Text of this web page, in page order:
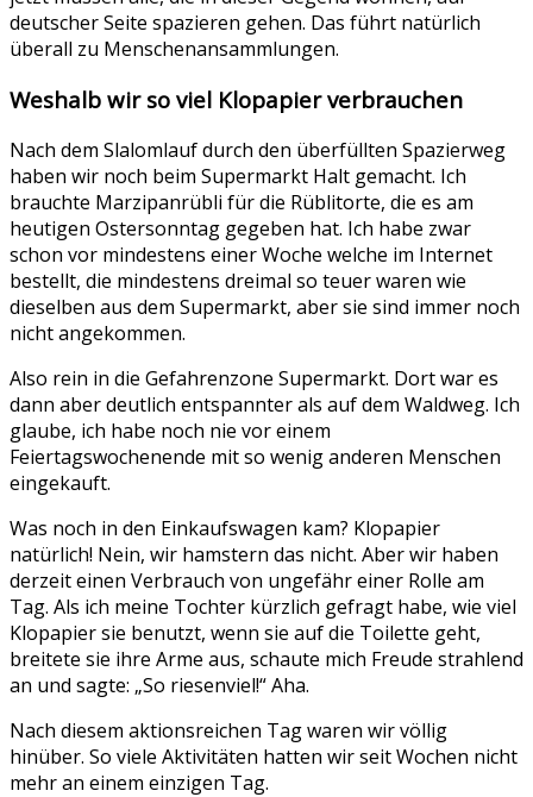
deutscher Seite spazieren gehen. Das führt natürlich
überall zu Menschenansammlungen.
Weshalb wir so viel Klopapier verbrauchen
Nach dem Slalomlauf durch den überfüllten Spazierweg
haben wir noch beim Supermarkt Halt gemacht. Ich
brauchte Marzipanrübli für die Rüblitorte, die es am
heutigen Ostersonntag gegeben hat. Ich habe zwar
schon vor mindestens einer Woche welche im Internet
bestellt, die mindestens dreimal so teuer waren wie
dieselben aus dem Supermarkt, aber sie sind immer noch
nicht angekommen.
Also rein in die Gefahrenzone Supermarkt. Dort war es
dann aber deutlich entspannter als auf dem Waldweg. Ich
glaube, ich habe noch nie vor einem
Feiertagswochenende mit so wenig anderen Menschen
eingekauft.
Was noch in den Einkaufswagen kam? Klopapier
natürlich! Nein, wir hamstern das nicht. Aber wir haben
derzeit einen Verbrauch von ungefähr einer Rolle am
Tag. Als ich meine Tochter kürzlich gefragt habe, wie viel
Klopapier sie benutzt, wenn sie auf die Toilette geht,
breitete sie ihre Arme aus, schaute mich Freude strahlend
an und sagte: „So riesenviel!“ Aha.
Nach diesem aktionsreichen Tag waren wir völlig
hinüber. So viele Aktivitäten hatten wir seit Wochen nicht
mehr an einem einzigen Tag.